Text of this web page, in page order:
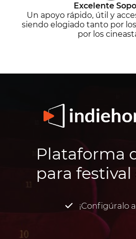
Excelente
Un apoyo rápido, útil y
siendo elogiado tanto por
por los
Plataforma
para
¡Configúralo